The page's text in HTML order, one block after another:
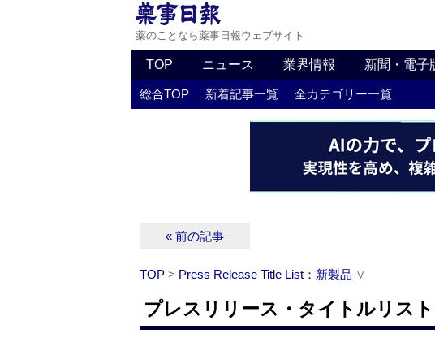
薬のことなら薬事日報ウェブサイト
TOP ニュース 業界情報 新聞・電子
総合TOP 新着記事一覧 全カテゴリー一覧
« 前の記事
TOP > Press Release Title List：新製品 ∨
プレスリリース・タイトルリス